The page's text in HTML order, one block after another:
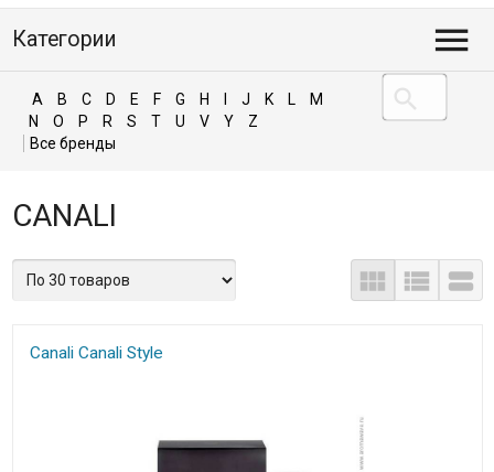
Категории
A B C D E F G H J K L
M
N
O P R S T U V Y Z
CANALI
Canali Canali Style